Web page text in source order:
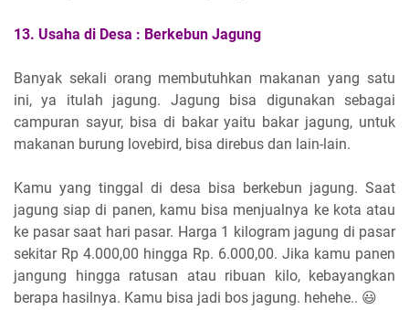
13. Usaha di Desa : Berkebun Jagung
Banyak sekali orang membutuhkan makanan yang satu
ini, ya itulah jagung. Jagung bisa digunakan sebagai
campuran sayur, bisa di bakar yaitu bakar jagung, untuk
makanan burung lovebird, bisa direbus dan lain-lain.
Kamu yang tinggal di desa bisa berkebun jagung. Saat
jagung siap di panen, kamu bisa menjualnya ke kota atau
ke pasar saat hari pasar. Harga 1 kilogram jagung di pasar
sekitar Rp 4.000,00 hingga Rp. 6.000,00. Jika kamu panen
jangung hingga ratusan atau ribuan kilo, kebayangkan
berapa hasilnya. Kamu bisa jadi bos jagung. hehehe.. 😃